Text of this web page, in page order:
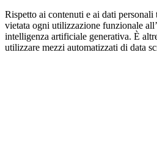
Rispetto ai contenuti e ai dati personali
vietata ogni utilizzazione funzionale
intelligenza artificiale generativa. È
utilizzare mezzi automatizzati di data